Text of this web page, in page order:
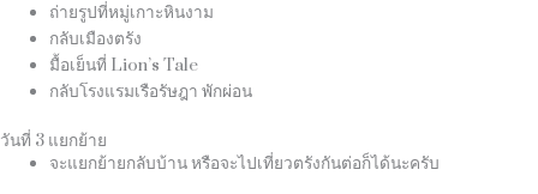
ถ่ายรูปที่หมู่เกาะหินงาม
กลับเมืองตรัง
มื้อเย็นที่ Lion’s Tale
กลับโรงแรมเรือรัษฎา พักผ่อน
วันที่ 3 แยกย้าย
จะแยกย้ายกลับบ้าน หรือจะไปเที่ยวตรังกันต่อก็ได้นะครับ